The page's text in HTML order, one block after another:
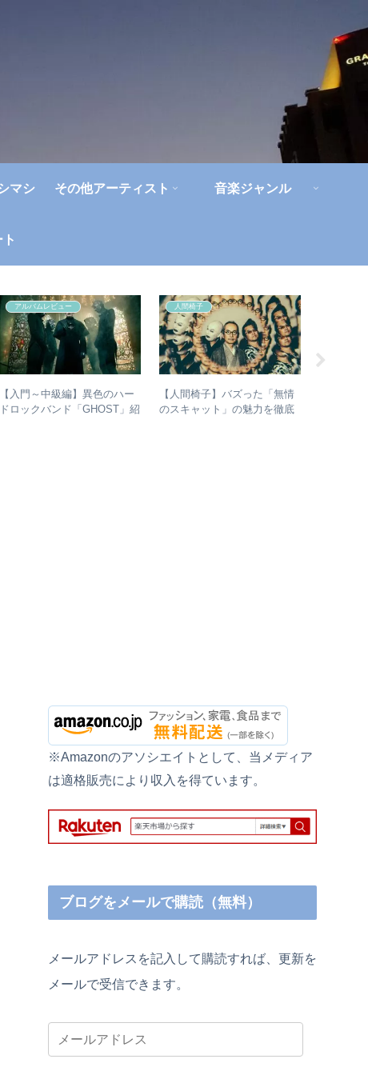
マシ その他アーティスト 音楽ジャンル
アルバムレビュー
【入門～中級編】異色のハー
ドロックバンド「GHOST」紹
人間椅子
【人間椅子】バズった「無情
のスキャット」の魅力を徹底
※Amazonのアソシエイトとして、当メディア
は適格販売により収入を得ています。
ブログをメールで購読（無料）
メールアドレスを記入して購読すれば、更新を
メールで受信できます。